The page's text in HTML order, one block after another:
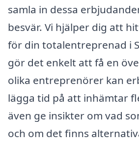
samla in dessa
besvär. Vi hjälper dig att
för din totalentreprenad i
gör det enkelt att få en
olika entreprenörer kan
lägga tid på att inhämtar
även ge insikter om vad
och om det finns